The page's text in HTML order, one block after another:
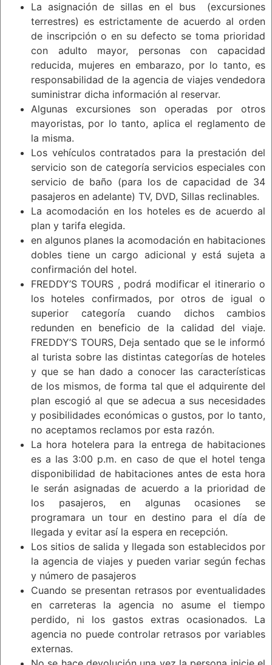
La asignación de sillas en el bus (excursiones
terrestres) es estrictamente de acuerdo al orden
de inscripción o en su defecto se toma prioridad
con adulto mayor, personas con capacidad
reducida, mujeres en embarazo, por lo tanto, es
responsabilidad de la agencia de viajes vendedora
suministrar dicha información al reservar.
Algunas excursiones son operadas por otros
mayoristas, por lo tanto, aplica el reglamento de
la misma.
Los vehículos contratados para la prestación del
servicio son de categoría servicios especiales con
servicio de baño (para los de capacidad de 34
pasajeros en adelante) TV, DVD, Sillas reclinables.
La acomodación en los hoteles es de acuerdo al
plan y tarifa elegida.
en algunos planes la acomodación en habitaciones
dobles tiene un cargo adicional y está sujeta a
confirmación del hotel.
FREDDY’S TOURS , podrá modificar el itinerario o
los hoteles confirmados, por otros de igual o
superior categoría cuando dichos cambios
redunden en beneficio de la calidad del viaje.
FREDDY’S TOURS, Deja sentado que se le informó
al turista sobre las distintas categorías de hoteles
y que se han dado a conocer las características
de los mismos, de forma tal que el adquirente del
plan escogió al que se adecua a sus necesidades
y posibilidades económicas o gustos, por lo tanto,
no aceptamos reclamos por esta razón.
La hora hotelera para la entrega de habitaciones
es a las 3:00 p.m. en caso de que el hotel tenga
disponibilidad de habitaciones antes de esta hora
le serán asignadas de acuerdo a la prioridad de
los pasajeros, en algunas ocasiones se
programara un tour en destino para el día de
llegada y evitar así la espera en recepción.
Los sitios de salida y llegada son establecidos por
la agencia de viajes y pueden variar según fechas
y número de pasajeros
Cuando se presentan retrasos por eventualidades
en carreteras la agencia no asume el tiempo
perdido, ni los gastos extras ocasionados. La
agencia no puede controlar retrasos por variables
externas.